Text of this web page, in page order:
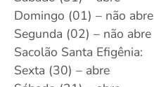
Domingo (01) – não abre
Segunda (02) – não abre
Sacolão Santa Efigênia:
Sexta (30) – abre